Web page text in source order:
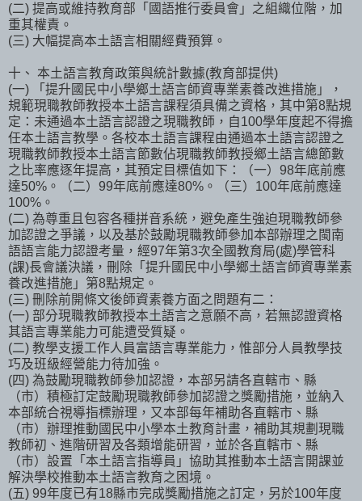
(二) 提高或維持教育部「國語推行委員會」之組織位階，加
重其權責。
(三) 大幅提高本土語言相關經費預算。
十、 本土語言教育政策與統計數據(教育部提供)
(一) 「提升國民中小學鄉土語言師資專業素養改進措施」，
規範現職教師教授本土語言課程須具備之資格，其中第8點規
定：未通過本土語言認證之現職教師，自100學年度起不得擔
任本土語言教學。各校本土語言課程由通過本土語言認證之
現職教師教授本土語言節數佔現職教師教授鄉土語言總節數
之比率應逐年提高，其預定目標值如下：（一）98年底前應
達50%。（二）99年底前應達80%。（三）100年底前應達
100%。
(二) 為尊重且包容各種拼音系統，避免產生強迫現職教師參
加認證之爭議，以及基於鼓勵現職教師參加本部辦理之閩南
語語言能力認證考量，經97年第3次全國教育局(處)學管科
(課)長會議決議，刪除「提升國民中小學鄉土語言師資專業素
養改進措施」第8點規定。
(三) 刪除前開條文後師資素養方面之問題有二：
(一) 部分現職教師教授本土語言之意願不高，若無認證資格
其語言專業能力可能遭受質疑。
(二) 教學支援工作人員富語言專業能力，惟部分人員教學技
巧及班級經營能力待加強。
(四) 為鼓勵現職教師參加認證，本部另請各直轄市、縣
（市）積極訂定鼓勵現職教師參加認證之獎勵措施，並納入
本部統合視導指標辦理，又本部每年補助各直轄市、縣
（市）辦理推動國民中小學本土教育計畫，補助其規劃現職
教師初、進階研習及各類增能研習，並於各直轄市、縣
（市）設置「本土語言指導員」協助其推動本土語言開課並
解決學校推動本土語言教育之困境。
(五) 99年度已有18縣市完成獎勵措施之訂定，另於100年度